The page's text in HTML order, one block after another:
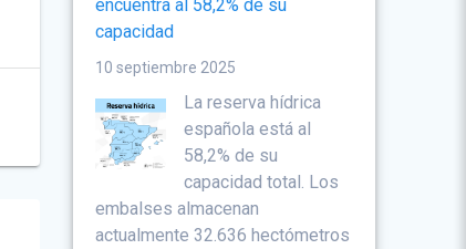
encuentra al 58,2% de su
capacidad
10 septiembre 2025
La reserva hídrica
española está al
58,2% de su
capacidad total. Los
embalses almacenan
actualmente 32.636 hectómetros